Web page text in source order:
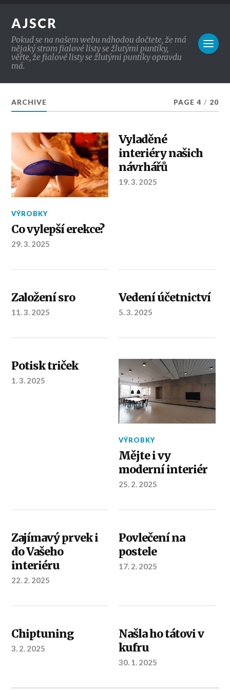
AJSCR
Pokud se na našem webu náhodou dočtete, že má
nějaký strom fialové listy se žlutými puntíky,
věřte, že fialové listy se žlutými puntíky opravdu
má.
ARCHIVE PAGE 4 / 20
VÝROBKY
Co vylepší erekce?
29. 3. 2025
Vyladěné
interiéry našich
návrhářů
19. 3. 2025
Založení sro
11. 3. 2025
Vedení účetnictví
5. 3. 2025
Potisk triček
1. 3. 2025
VÝROBKY
Mějte i vy
moderní interiér
25. 2. 2025
Zajímavý prvek i
do Vašeho
interiéru
22. 2. 2025
Povlečení na
postele
17. 2. 2025
Chiptuning
3. 2. 2025
Našla ho tátovi v
kufru
30. 1. 2025